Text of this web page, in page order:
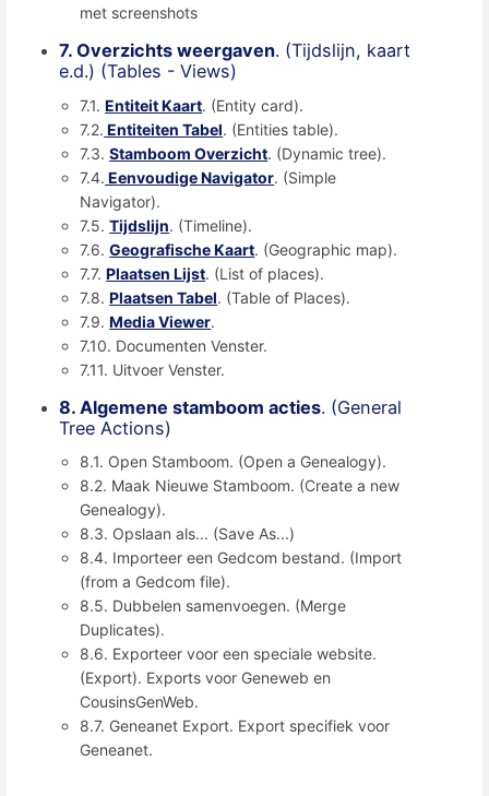
met screenshots
7. Overzichts weergaven. (Tijdslijn, kaart
e.d.) (Tables - Views)
7.1.Entiteit Kaart. (Entity card).
7.2. Entiteiten Tabel. (Entities table).
7.3.Stamboom Overzicht. (Dynamic tree).
7.4. Eenvoudige Navigator. (Simple
Navigator).
7.5.Tijdslijn. (Timeline).
7.6.Geografische Kaart. (Geographic map).
7.7.Plaatsen Lijst. (List of places).
7.8.Plaatsen Tabel. (Table of Places).
7.9.Media Viewer.
7.10. Documenten Venster.
7.11. Uitvoer Venster.
8. Algemene stamboom acties. (General
Tree Actions)
8.1. Open Stamboom. (Open a Genealogy).
8.2. Maak Nieuwe Stamboom. (Create a new
Genealogy).
8.3. Opslaan als... (Save As...)
8.4. Importeer een Gedcom bestand. (Import
(from a Gedcom file).
8.5. Dubbelen samenvoegen. (Merge
Duplicates).
8.6. Exporteer voor een speciale website.
(Export). Exports voor Geneweb en
CousinsGenWeb.
8.7. Geneanet Export. Export specifiek voor
Geneanet.